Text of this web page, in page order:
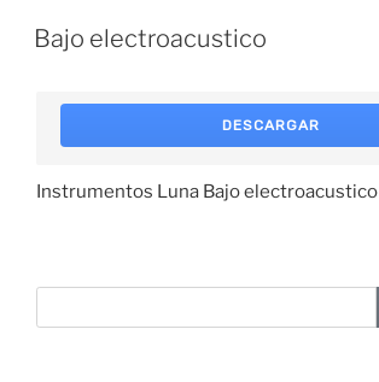
Bajo electroacustico
DESCARGAR
Instrumentos Luna Bajo electroacustico